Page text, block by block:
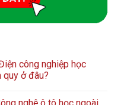
công nghiệp học
quy ở đâu?